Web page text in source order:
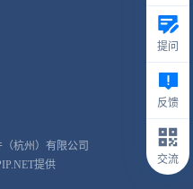
杭州）有限公司
提供
提问
反馈
交流